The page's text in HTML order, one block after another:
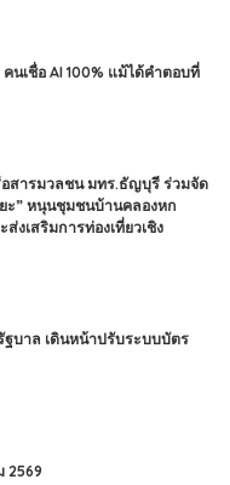
นเชื่อ AI 100% แม้ได้คำตอบที่
สารมวลชน มทร.ธัญบุรี ร่วมจัด
” หนุนชุมชนบ้านคลองหก
เสริมการท่องเที่ยวเชิง
ฐบาล เดินหน้าปรับระบบบัตร
2569